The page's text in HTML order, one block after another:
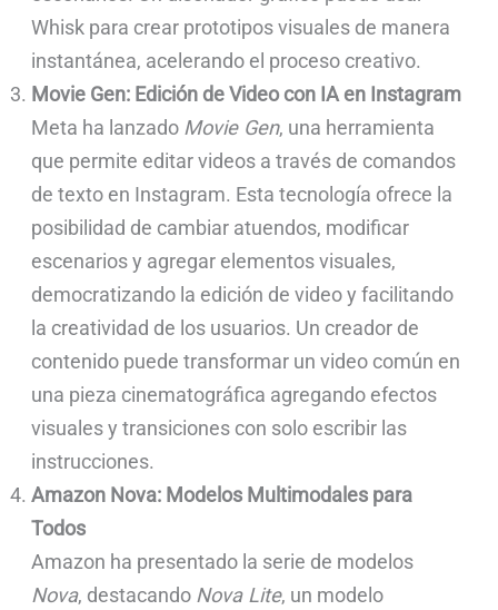
Whisk para crear prototipos visuales de manera
instantánea, acelerando el proceso creativo.
Movie Gen: Edición de Video con IA en Instagram
Meta ha lanzado Movie Gen, una herramienta
que permite editar videos a través de comandos
de texto en Instagram. Esta tecnología ofrece la
posibilidad de cambiar atuendos, modificar
escenarios y agregar elementos visuales,
democratizando la edición de video y facilitando
la creatividad de los usuarios. Un creador de
contenido puede transformar un video común en
una pieza cinematográfica agregando efectos
visuales y transiciones con solo escribir las
instrucciones.
Amazon Nova: Modelos Multimodales para
Todos
Amazon ha presentado la serie de modelos
Nova, destacando Nova Lite, un modelo